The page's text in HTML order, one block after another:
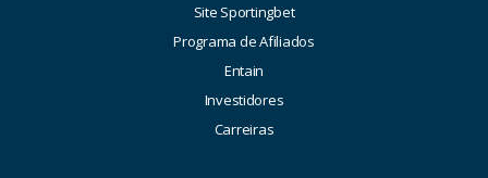
Site Sportingbet
Programa de Afiliados
Entain
Investidores
Carreiras